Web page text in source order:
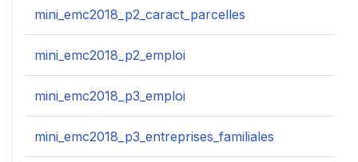
mini_emc2018_p2_caract_parcelles
mini_emc2018_p2_emploi
mini_emc2018_p3_emploi
mini_emc2018_p3_entreprises_familiales